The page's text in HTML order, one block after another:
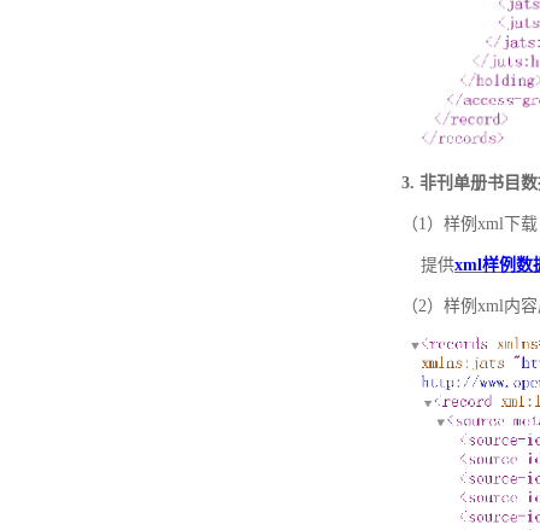
3. 非刊单册书目
（1）样例xml下载
提供xml样例数
（2）样例xml内